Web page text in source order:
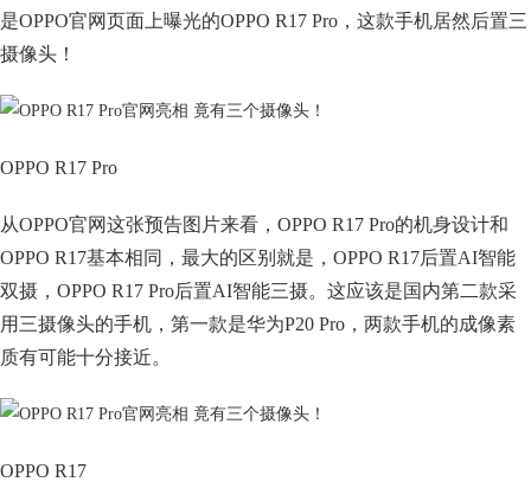
是OPPO官网页面上曝光的OPPO R17 Pro，这款手机居然后置三
摄像头！
OPPO R17 Pro
从OPPO官网这张预告图片来看，OPPO R17 Pro的机身设计和
OPPO R17基本相同，最大的区别就是，OPPO R17后置AI智能
双摄，OPPO R17 Pro后置AI智能三摄。这应该是国内第二款采
用三摄像头的手机，第一款是华为P20 Pro，两款手机的成像素
质有可能十分接近。
OPPO R17